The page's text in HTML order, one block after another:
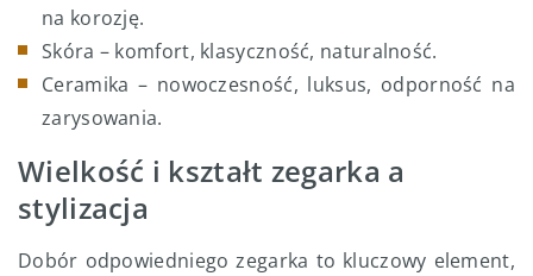
na korozję.
Skóra – komfort, klasyczność, naturalność.
Ceramika – nowoczesność, luksus, odporność na
zarysowania.
Wielkość i kształt zegarka a
stylizacja
Dobór odpowiedniego zegarka to kluczowy element,